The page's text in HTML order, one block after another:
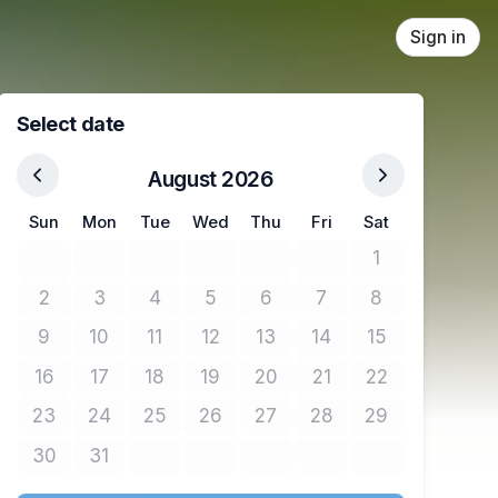
Sign in
Select date
August 2026
Sun Mon Tue Wed Thu Fri Sat
1No tickets
2No tickets available
3No tickets available
4No tickets available
5No tickets available
6No tickets available
7No tickets available
8No tickets
9No tickets available
10No tickets available
11No tickets available
12No tickets available
13No tickets available
14No tickets available
15No tickets
16No tickets available
17No tickets available
18No tickets available
19No tickets available
20No tickets available
21No tickets available
22No tickets
23No tickets available
24No tickets available
25No tickets available
26No tickets available
27No tickets available
28No tickets available
29No tickets
30No tickets available
31No tickets available